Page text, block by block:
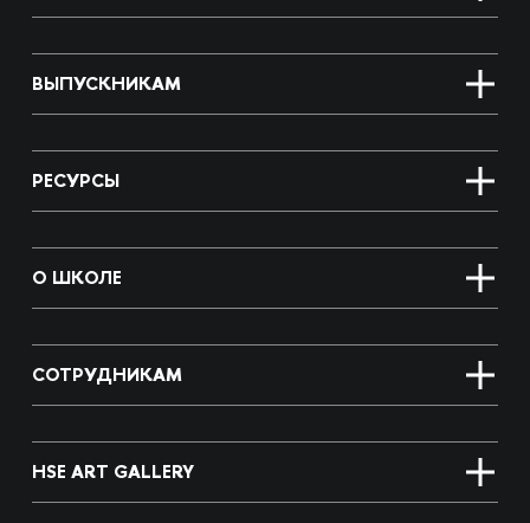
ВЫПУСКНИКАМ
РЕСУРСЫ
О ШКОЛЕ
СОТРУДНИКАМ
HSE ART GALLERY